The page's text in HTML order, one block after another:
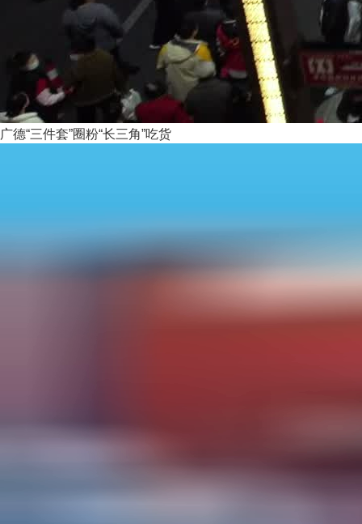
广德“三件套”圈粉“长三角”吃货